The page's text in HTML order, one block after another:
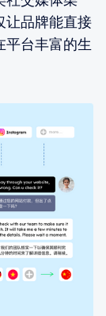
让品牌能直接
平台丰富的生